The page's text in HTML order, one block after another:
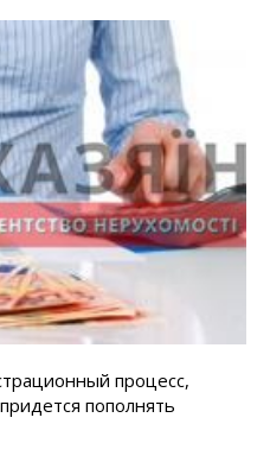
процесс,
пополнять